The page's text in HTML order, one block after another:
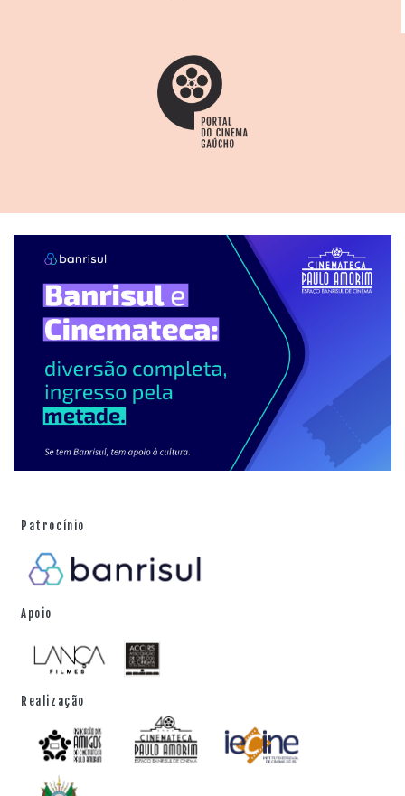
Patrocínio
Apoio
Realização